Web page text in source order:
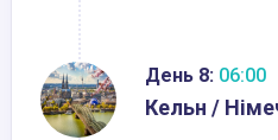
День 8: 06:00
Кельн /